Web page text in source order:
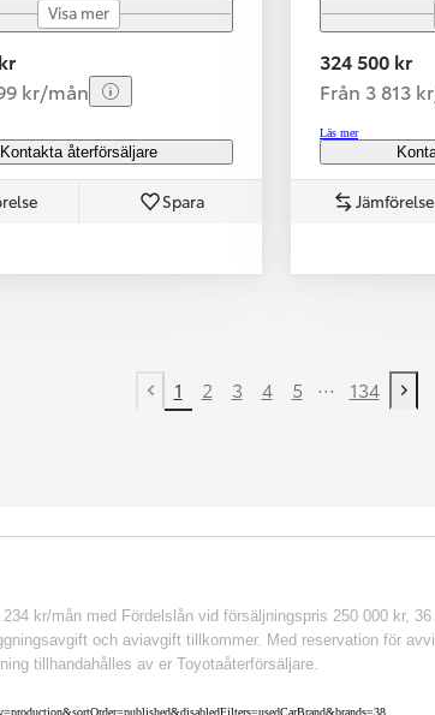
Visa mer
kr/mån
Kontakta återförsäljare
Spara
324 500 kr
Från 3 813
Läs mer
Jämförelse
Previous page
1 2 3 4 5 ... 134
kr/mån med Fördelslån vid försäljningspris 250 000 kr,
och aviavgift tillkommer. Med reservation för
tillhandahålles av er Toyotaåterförsäljare.